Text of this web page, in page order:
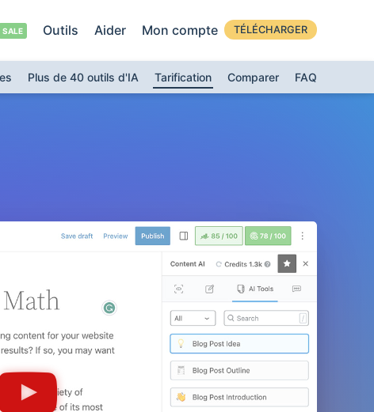
Outils Aider Mon compte TÉLÉCHARGER
Plus de 40 outils d'IA Tarification Comparer FAQ